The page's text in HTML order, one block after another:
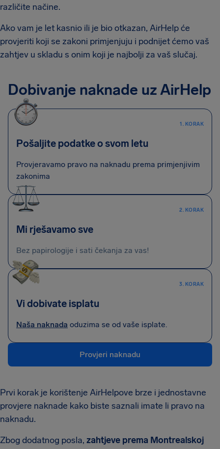
različite načine.
Ako vam je let kasnio ili je bio otkazan, AirHelp će
provjeriti koji se zakoni primjenjuju i podnijet ćemo vaš
zahtjev u skladu s onim koji je najbolji za vaš slučaj.
Dobivanje naknade uz AirHelp
1. KORAK
Pošaljite podatke o svom letu
Provjeravamo pravo na naknadu prema primjenjivim
zakonima
2. KORAK
Mi rješavamo sve
Bez papirologije i sati čekanja za vas!
3. KORAK
Vi dobivate isplatu
Naša naknada oduzima se od vaše isplate.
Provjeri naknadu
Prvi korak je korištenje AirHelpove brze i jednostavne
provjere naknade kako biste saznali imate li pravo na
naknadu.
Zbog dodatnog posla, zahtjeve prema Montrealskoj